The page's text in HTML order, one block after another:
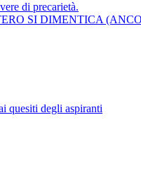
di precarietà.
SI DIMENTICA
quesiti degli aspiranti